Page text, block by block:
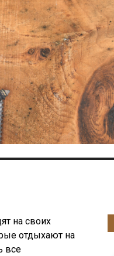
на своих
отдыхают на
все